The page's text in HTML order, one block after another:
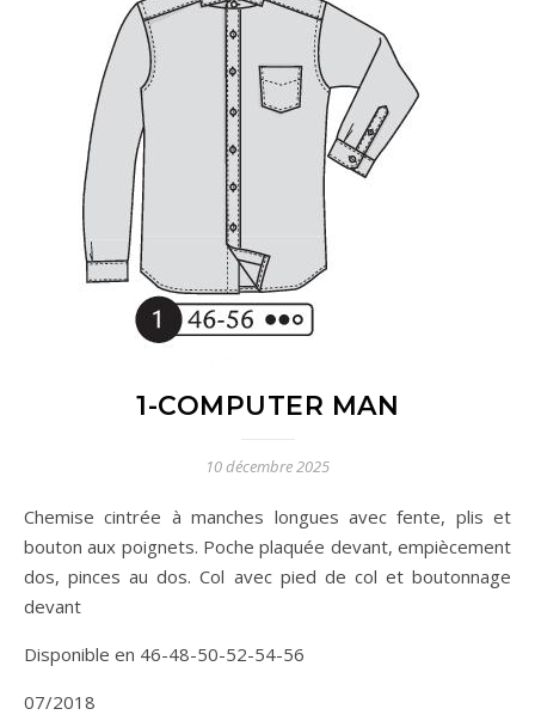
1-COMPUTER MAN
10 décembre 2025
Chemise cintrée à manches longues avec fente, plis et
bouton aux poignets. Poche plaquée devant, empiècement
dos, pinces au dos. Col avec pied de col et boutonnage
devant
Disponible en 46-48-50-52-54-56
07/2018